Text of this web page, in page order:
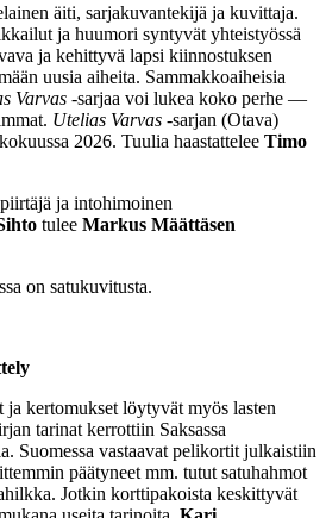
äiti, sarjakuvantekijä ja kuvittaja.
ja huumori syntyvät yhteistyössä
ja kehittyvä lapsi kiinnostuksen
uusia aiheita. Sammakkoaiheisia
Varvas -sarjaa voi lukea koko perhe —
Utelias Varvas -sarjan (Otava)
2026. Tuulia haastattelee Timo
ja intohimoinen
tulee Markus Määttäsen
kertomukset löytyvät myös lasten
tarinat kerrottiin Saksassa
Suomessa vastaavat pelikortit julkaistiin
päätyneet mm. tutut satuhahmot
Jotkin korttipakoista keskittyvät